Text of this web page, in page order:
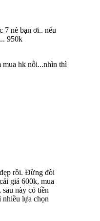
7 nè bạn ơi.. nếu
950k
mua hk nỗi...nhìn thì
rồi. Đừng đòi
giá 600k, mua
này có tiền
lựa chọn